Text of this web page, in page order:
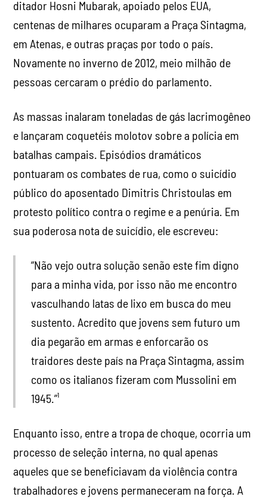
ditador Hosni Mubarak, apoiado pelos EUA,
centenas de milhares ocuparam a Praça Sintagma,
em Atenas, e outras praças por todo o país.
Novamente no inverno de 2012, meio milhão de
pessoas cercaram o prédio do parlamento.
As massas inalaram toneladas de gás lacrimogêneo
e lançaram coquetéis molotov sobre a polícia em
batalhas campais. Episódios dramáticos
pontuaram os combates de rua, como o suicídio
público do aposentado Dimitris Christoulas em
protesto político contra o regime e a penúria. Em
sua poderosa nota de suicídio, ele escreveu:
“Não vejo outra solução senão este fim digno
para a minha vida, por isso não me encontro
vasculhando latas de lixo em busca do meu
sustento. Acredito que jovens sem futuro um
dia pegarão em armas e enforcarão os
traidores deste país na Praça Sintagma, assim
como os italianos fizeram com Mussolini em
1945.”¹
Enquanto isso, entre a tropa de choque, ocorria um
processo de seleção interna, no qual apenas
aqueles que se beneficiavam da violência contra
trabalhadores e jovens permaneceram na força. A